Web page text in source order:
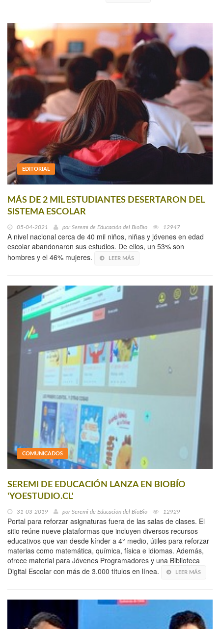
EDITORIAL
MÁS DE 2 MIL ESTUDIANTES DESERTARON DEL
SISTEMA ESCOLAR
05-04-2021 por Seremi de Educación del BioBio 12947
A nivel nacional cerca de 40 mil niños, niñas y jóvenes en edad
escolar abandonaron sus estudios. De ellos, un 53% son
hombres y el 46% mujeres.
LEER MÁS
COMUNICADOS
SEREMI DE EDUCACIÓN LANZA EN BIOBÍO
'YOESTUDIO.CL'
31-03-2019 por Seremi de Educación del BioBio 12929
Portal para reforzar asignaturas fuera de las salas de clases. El
sitio reúne nueve plataformas que incluyen diversos recursos
educativos que van desde kínder a 4° medio, útiles para reforzar
materias como matemática, química, física e idiomas. Además,
ofrece material para Jóvenes Programadores y una Biblioteca
Digital Escolar con más de 3.000 títulos en línea.
LEER MÁS